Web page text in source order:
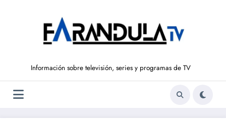
Información sobre televisión, series y programas de TV